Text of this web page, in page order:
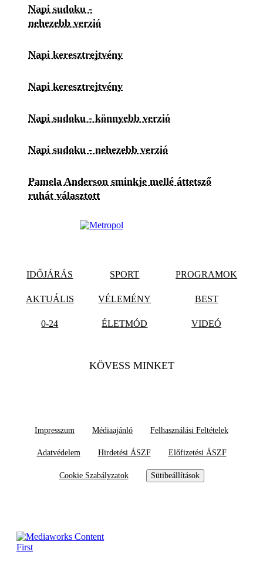
Napi sudoku -
nehezebb verzió
Napi keresztrejtvény
Napi keresztrejtvény
Napi sudoku - könnyebb verzió
Napi sudoku - nehezebb verzió
Pamela Anderson sminkje mellé áttetsző
ruhát választott
IDŐJÁRÁS SPORT PROGRAMOK
AKTUÁLIS VÉLEMÉNY BEST
0-24 ÉLETMÓD VIDEÓ
KÖVESS MINKET
Impresszum Médiaajánló Felhasználási Feltételek
Adatvédelem Hirdetési ÁSZF Előfizetési ÁSZF
Cookie Szabályzatok Sütibeállítások